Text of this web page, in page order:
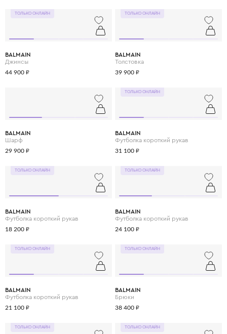
ТОЛЬКО ОНЛАЙН
BALMAIN
Джинсы
44 900 ₽
ТОЛЬКО ОНЛАЙН
BALMAIN
Толстовка
39 900 ₽
BALMAIN
Шарф
29 900 ₽
ТОЛЬКО ОНЛАЙН
BALMAIN
Футболка короткий рукав
31 100 ₽
ТОЛЬКО ОНЛАЙН
BALMAIN
Футболка короткий рукав
18 200 ₽
ТОЛЬКО ОНЛАЙН
BALMAIN
Футболка короткий рукав
24 100 ₽
ТОЛЬКО ОНЛАЙН
BALMAIN
Футболка короткий рукав
21 100 ₽
ТОЛЬКО ОНЛАЙН
BALMAIN
Брюки
38 400 ₽
ТОЛЬКО ОНЛАЙН ТОЛЬКО ОНЛАЙН